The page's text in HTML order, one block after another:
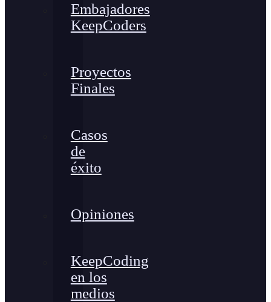
Embajadores
KeepCoders
Proyectos
Finales
Casos
de
éxito
Opiniones
KeepCoding
en los
medios